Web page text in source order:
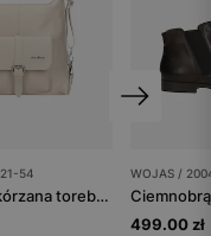
54
Beżowa skórzana torebka plecak 2w1
WOJAS /
499.00 zł